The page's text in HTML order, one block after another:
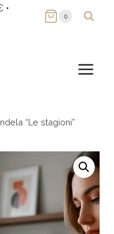
•
0
“Le stagioni”